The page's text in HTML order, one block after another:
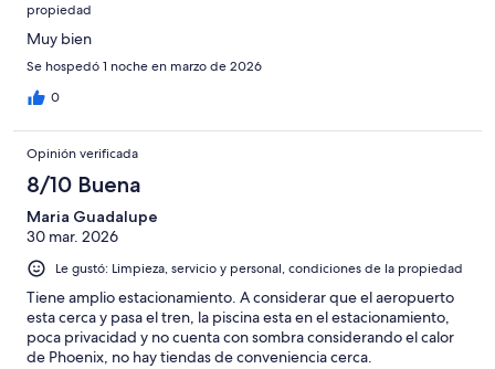
propiedad
Muy bien
Se hospedó 1 noche en marzo de 2026
0
Opinión verificada
8/10 Buena
Maria Guadalupe
30 mar. 2026
Le gustó: Limpieza, servicio y personal, condiciones de la propiedad
Tiene amplio estacionamiento. A considerar que el aeropuerto
esta cerca y pasa el tren, la piscina esta en el estacionamiento,
poca privacidad y no cuenta con sombra considerando el calor
de Phoenix, no hay tiendas de conveniencia cerca.